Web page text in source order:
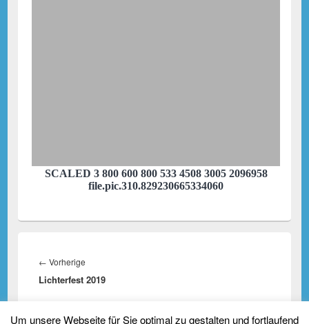
SCALED 3 800 600 800 533 4508 3005 2096958
file.pic.310.829230665334060
← Vorherige
Beitrag:
Lichterfest 2019
Um unsere Webseite für Sie optimal zu gestalten und fortlaufend